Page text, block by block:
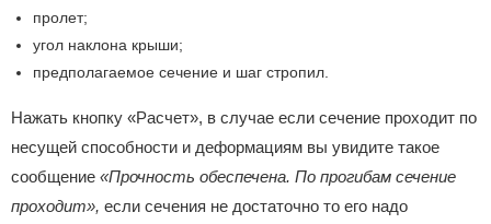
пролет;
угол наклона крыши;
предполагаемое сечение и шаг стропил.
Нажать кнопку «Расчет», в случае если сечение проходит по
несущей способности и деформациям вы увидите такое
сообщение «Прочность обеспечена. По прогибам сечение
проходит», если сечения не достаточно то его надо